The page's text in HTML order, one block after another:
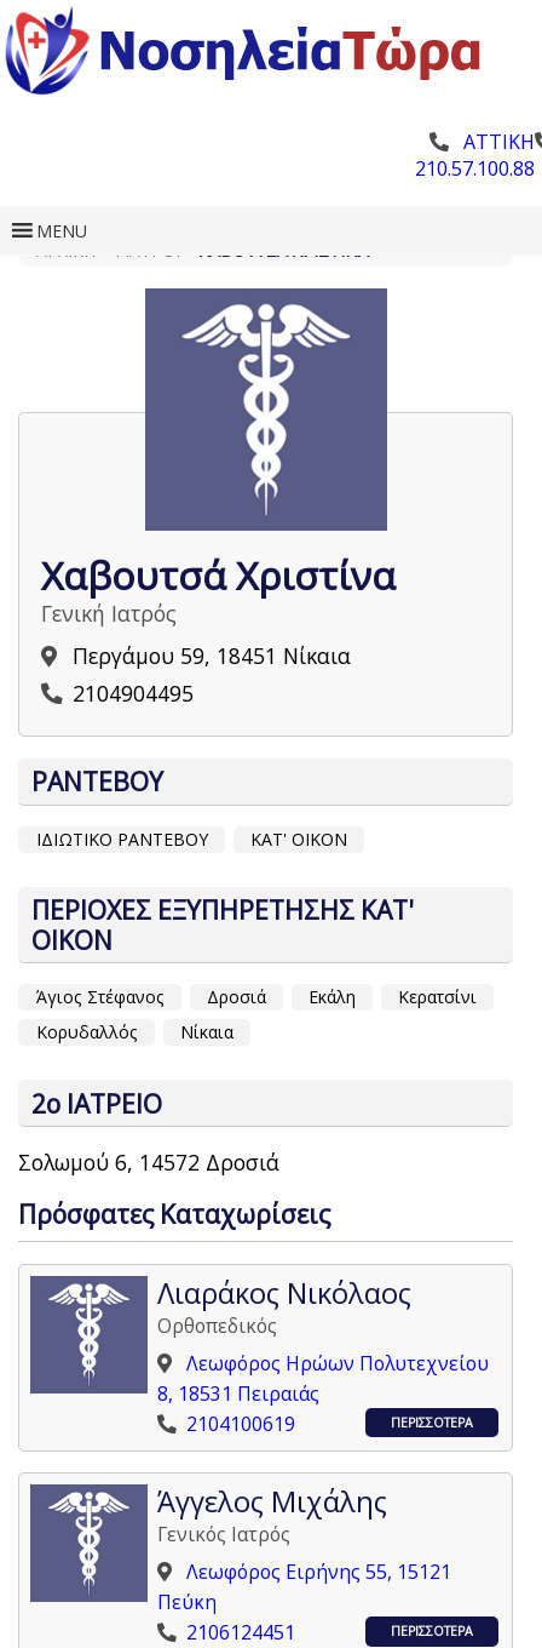
ΑΤΤΙΚΗ
210.57.100.88
MENU
Χαβουτσά Χριστίνα
Γενική Ιατρός
Περγάμου 59, 18451 Νίκαια
2104904495
ΡΑΝΤΕΒΟΥ
ΙΔΙΩΤΙΚΟ ΡΑΝΤΕΒΟΥ ΚΑΤ' ΟΙΚΟΝ
ΠΕΡΙΟΧΕΣ ΕΞΥΠΗΡΕΤΗΣΗΣ ΚΑΤ'
ΟΙΚΟΝ
Άγιος Στέφανος Δροσιά Εκάλη
Κερατσίνι
Κορυδαλλός
Νίκαια
2ο ΙΑΤΡΕΙΟ
Σολωμού 6, 14572 Δροσιά
Πρόσφατες Καταχωρίσεις
Λιαράκος Νικόλαος
Ορθοπεδικός
Λεωφόρος Ηρώων Πολυτεχνείου
8, 18531 Πειραιάς
2104100619
ΠΕΡΙΣΣΟΤΕΡΑ
Άγγελος Μιχάλης
Γενικός Ιατρός
Λεωφόρος Ειρήνης 55, 15121
Πεύκη
2106124451
ΠΕΡΙΣΣΟΤΕΡΑ